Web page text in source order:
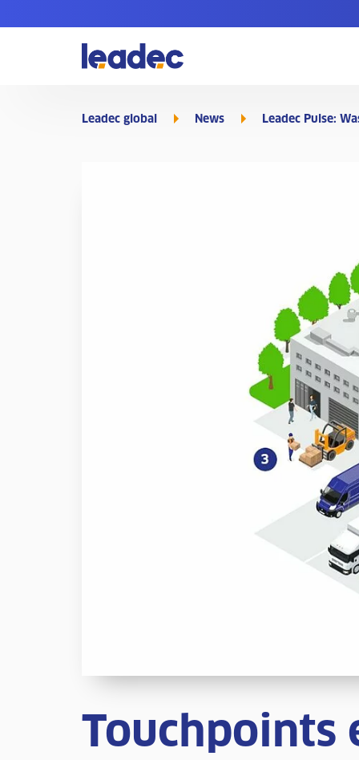
Zur
Homepage
Leadec global News Leadec Pulse:
Touchpoints